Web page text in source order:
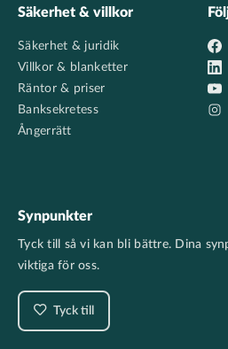
Säkerhet & villkor
Säkerhet & juridik
Villkor & blanketter
Räntor & priser
Banksekretess
Ångerrätt
Synpunkter
Tyck till så vi kan bli bättre. Dina
viktiga för oss.
Tyck till